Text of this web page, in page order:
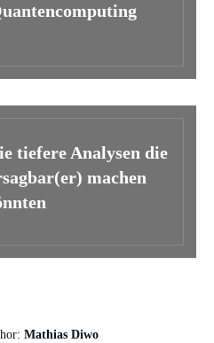
tiefere Analysen die
machen
Mathias Diwo